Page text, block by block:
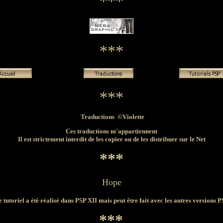
***
***
Traductions ©Violette
Ces traductions m'appartiennent
Il est strictement interdit de les copier ou de les distribuer sur le Net
***
Hope
tutoriel a été réalisé dans PSP XII mais peut être fait avec les autres versions